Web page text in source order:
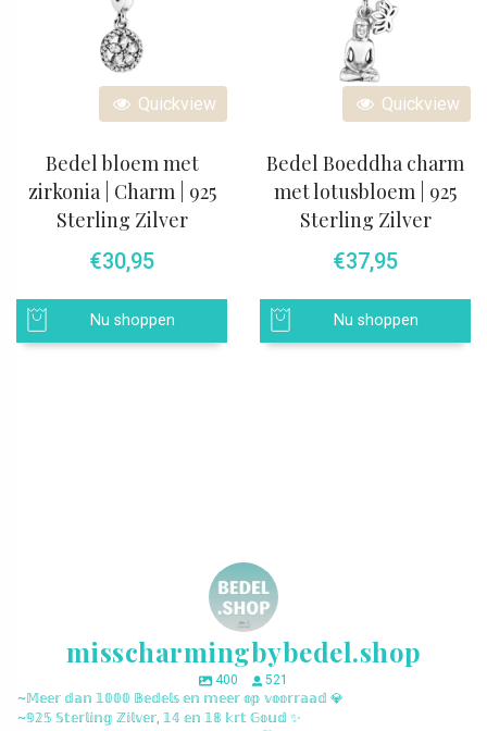
Quickview
Bedel bloem met
zirkonia | Charm | 925
Sterling Zilver
€30,95
Nu shoppen
Quickview
Bedel Boeddha charm
met lotusbloem | 925
Sterling Zilver
€37,95
Nu shoppen
misscharmingbybedel.shop
400
521
~𝕄𝕖𝕖𝕣 𝕕𝕒𝕟 𝟙𝟘𝟘𝟘 𝔹𝕖𝕕𝕖𝕝𝕤 𝕖𝕟 𝕞𝕖𝕖𝕣 𝕠𝕡 𝕧𝕠𝕠𝕣𝕣𝕒𝕒𝕕 💎
~𝟡𝟚𝟝 𝕊𝕥𝕖𝕣𝕝𝕚𝕟𝕘 ℤ𝕚𝕝𝕧𝕖𝕣, 𝟙𝟜 𝕖𝕟 𝟙𝟠 𝕜𝕣𝕥 𝔾𝕠𝕦𝕕 ✨